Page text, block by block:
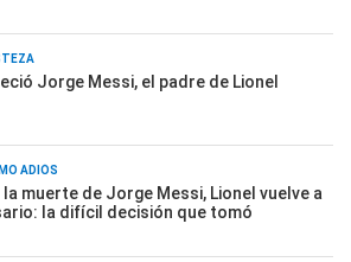
Jorge Messi, el padre de Lionel
ADIÓS
la muerte de Jorge Messi, Lionel vuelve a
la difícil decisión que tomó